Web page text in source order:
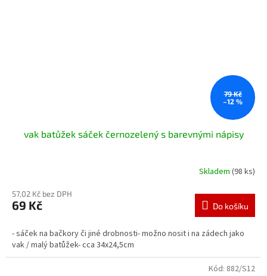
79 Kč
–12 %
vak batůžek sáček černozelený s barevnými nápisy
Skladem (98 ks)
57,02 Kč bez DPH
69 Kč Do košíku
- sáček na bačkory či jiné drobnosti- možno nosit i na zádech jako
vak / malý batůžek- cca 34x24,5cm
Kód: 882/S12